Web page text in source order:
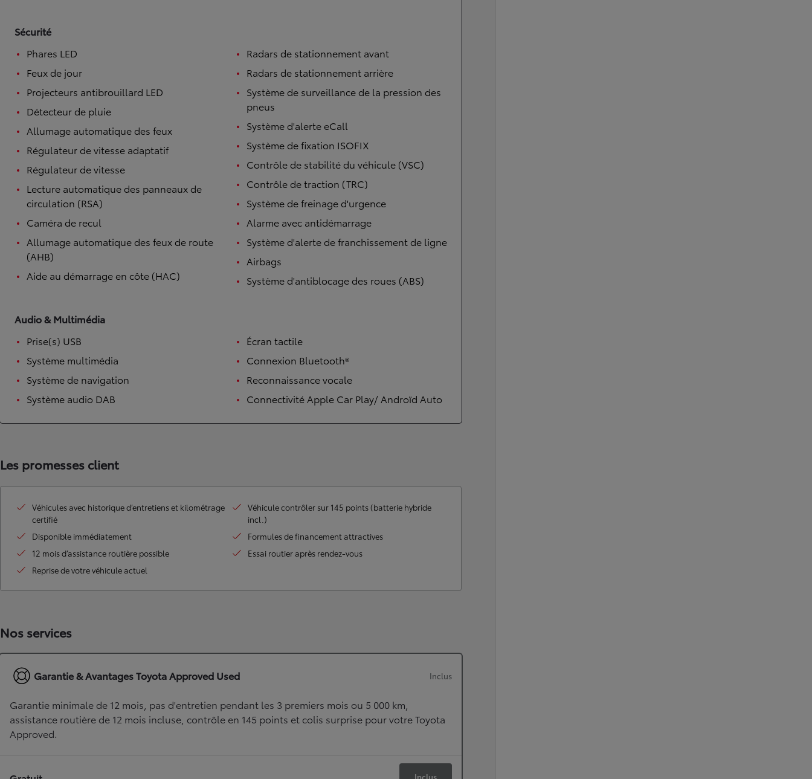
Corolla Touring Sports
HYBRIDE
À partir de
Sécurité
Phares LED
Feux de jour
Projecteurs antibrouillard LED
Détecteur de pluie
Allumage automatique des feux
Régulateur de vitesse adaptatif
Régulateur de vitesse
Lecture automatique des panneaux de
circulation (RSA)
Caméra de recul
Allumage automatique des feux de route
(AHB)
Aide au démarrage en côte (HAC)
Radars de stationnement avant
Radars de stationnement arrière
Système de surveillance de la pression des
pneus
Système d'alerte eCall
Système de fixation ISOFIX
Contrôle de stabilité du véhicule (VSC)
Contrôle de traction (TRC)
Système de freinage d'urgence
Alarme avec antidémarrage
Système d'alerte de franchissement de ligne
Airbags
Système d'antiblocage des roues (ABS)
Audio & Multimédia
Prise(s) USB
Système multimédia
Système de navigation
Système audio DAB
Écran tactile
Connexion Bluetooth®
Reconnaissance vocale
Connectivité Apple Car Play/ Androïd Auto
Les promesses client
Véhicules avec historique d’entretiens et kilométrage
certifié
Véhicule contrôler sur 145 points (batterie hybride
incl.)
Disponible immédiatement
Formules de financement attractives
12 mois d’assistance routière possible
Essai routier après rendez-vous
Reprise de votre véhicule actuel
Nos services
Garantie & Avantages Toyota Approved Used Inclus
Garantie minimale de 12 mois, pas d'entretien pendant les 3 premiers mois ou 5 000 km,
assistance routière de 12 mois incluse, contrôle en 145 points et colis surprise pour votre Toyota
Approved.
Inclus